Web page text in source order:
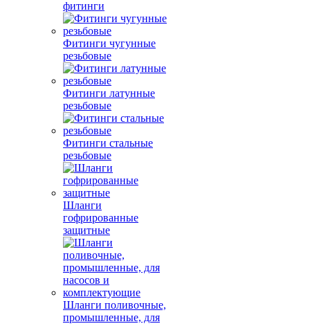
фитинги
Фитинги чугунные
резьбовые
Фитинги латунные
резьбовые
Фитинги стальные
резьбовые
Шланги
гофрированные
защитные
Шланги поливочные,
промышленные, для